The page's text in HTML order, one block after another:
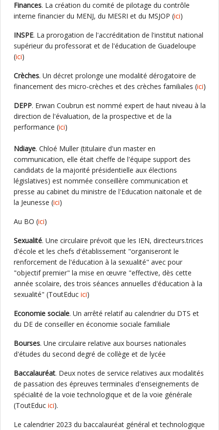
Finances. La création du comité de pilotage du contrôle
interne financier du MENJ, du MESRI et du MSJOP (ici)
INSPE. La prorogation de l'accréditation de l'institut national
supérieur du professorat et de l'éducation de Guadeloupe
(ici)
Crèches. Un décret prolonge une modalité dérogatoire de
financement des micro-crèches et des crèches familiales (ici)
DEPP. Erwan Coubrun est nommé expert de haut niveau à la
direction de l'évaluation, de la prospective et de la
performance (ici)
Ndiaye. Chloé Muller (titulaire d'un master en
communication, elle était cheffe de l'équipe support des
candidats de la majorité présidentielle aux élections
législatives) est nommée conseillère communication et
presse au cabinet du ministre de l'Education naitonale et de
la Jeunesse (ici)
Au BO (ici)
Sexualité. Une circulaire prévoit que les IEN, directeurs.trices
d'école et les chefs d'établissement "organiseront le
renforcement de l'éducation à la sexualité" avec pour
"objectif premier" la mise en œuvre "effective, dès cette
année scolaire, des trois séances annuelles d'éducation à la
sexualité" (ToutEduc ici)
Economie sociale. Un arrêté relatif au calendrier du DTS et
du DE de conseiller en économie sociale familiale
Bourses. Une circulaire relative aux bourses nationales
d'études du second degré de collège et de lycée
Baccalauréat. Deux notes de service relatives aux modalités
de passation des épreuves terminales d'enseignements de
spécialité de la voie technologique et de la voie générale
(ToutEduc ici).
Le calendrier 2023 du baccalauréat général et technologique